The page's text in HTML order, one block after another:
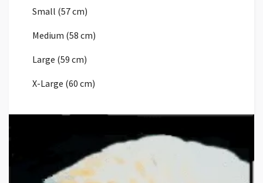
Small (57 cm)
Medium (58 cm)
Large (59 cm)
X-Large (60 cm)